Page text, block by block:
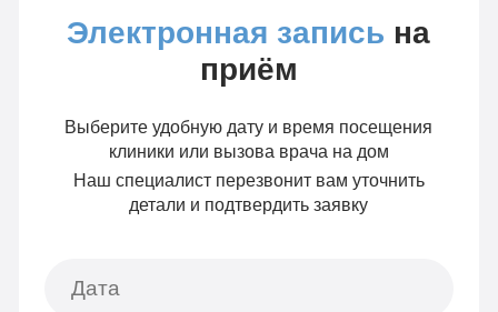
Электронная запись на
приём
Выберите удобную дату и время посещения
клиники или вызова врача на дом
Наш специалист перезвонит вам уточнить
детали и подтвердить заявку